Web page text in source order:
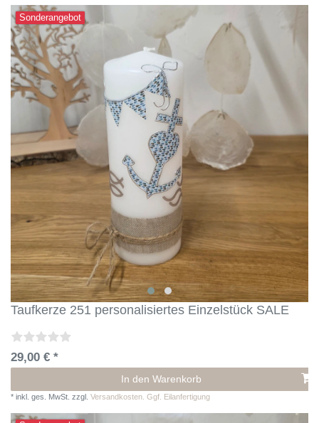
Sonderangebot
Taufkerze 251 personalisiertes Einzelstück SALE
29,00 € *
In den Warenkorb
* inkl. ges. MwSt. zzgl. Versandkosten. Ggf. Eilanfertigung